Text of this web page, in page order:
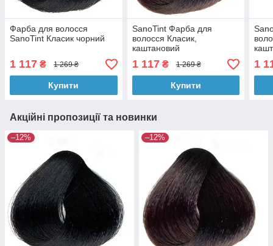
Фарба для волосся
SanoTint Класик чорний
1 117 ₴ 1 269 ₴
Купити
SanoTint Фарба для
волосся Класик,
каштановий
1 117₴ 1 269 ₴
Купити
1
Акційні пропозиції та новинки
–12% –12%